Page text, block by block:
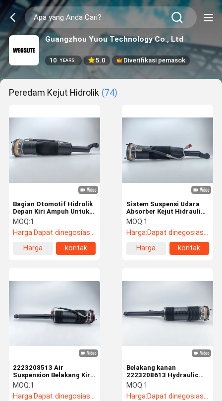
Guangzhou Yuou Technology Co., Ltd
10 YEARS 5.0 Diverifikasi pemasok
Peredam Kejut Hidrolik (74)
Bagian Otomotif Hidrolik
Depan Kiri Ampuh Untuk
Benz W222 2223208313
MOQ:1
Harga:Dapat dinegosiasikan
Harga
kontak
Sistem Suspensi Udara
Absorber Kejut Hidraulik
Untuk Mercedes
2223208413
MOQ:1
Harga:Dapat dinegosiasikan
Harga
kontak
2223208513 Air
Suspension Belakang Kiri
Untuk Benz W222 ABC
Hydraulic Strut
MOQ:1
Harga:Dapat dinegosiasikan
Belakang kanan
2223208613 Hydraulic
Airmatic Shock Absorber
Untuk Mercedes Benz
MOQ:1
Harga:Dapat dinegosiasikan